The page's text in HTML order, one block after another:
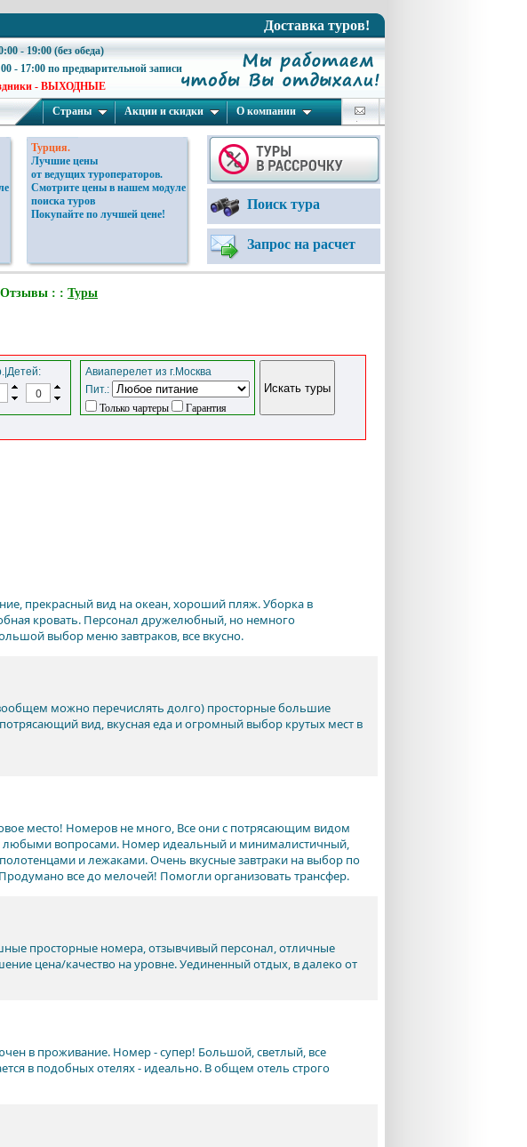
Доставка туров!
- 19:00 (без обеда)
- 17:00 по предварительной записи
- ВЫХОДНЫЕ
Страны Акции и скидки О компании
Турция.
Лучшие цены
от ведущих туроператоров.
Смотрите цены в нашем модуле
поиска туров
Покупайте по лучшей цене!
Поиск тура
Запрос на расчет
: : Туры
Авиаперелет из г.Москва
Пит.:
Только чартеры
Гарантия
прекрасный вид на океан, хороший пляж. Уборка в
кровать. Персонал дружелюбный, но немного
выбор меню завтраков, все вкусно.
можно перечислять долго) просторные большие
вид, вкусная еда и огромный выбор крутых мест в
место! Номеров не много, Все они с потрясающим видом
вопросами. Номер идеальный и минималистичный,
полотенцами и лежаками. Очень вкусные завтраки на выбор по
все до мелочей! Помогли организовать трансфер.
просторные номера, отзывчивый персонал, отличные
цена/качество на уровне. Уединенный отдых, в далеко от
в проживание. Номер - супер! Большой, светлый, все
в подобных отелях - идеально. В общем отель строго